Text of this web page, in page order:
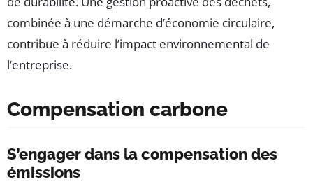
combinée à une démarche d’économie circulaire,
contribue à réduire l’impact environnemental de
l’entreprise.
Compensation carbone
S’engager dans la compensation des
émissions